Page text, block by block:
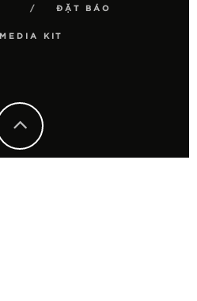
ĐẶT BÁO
MEDIA KIT